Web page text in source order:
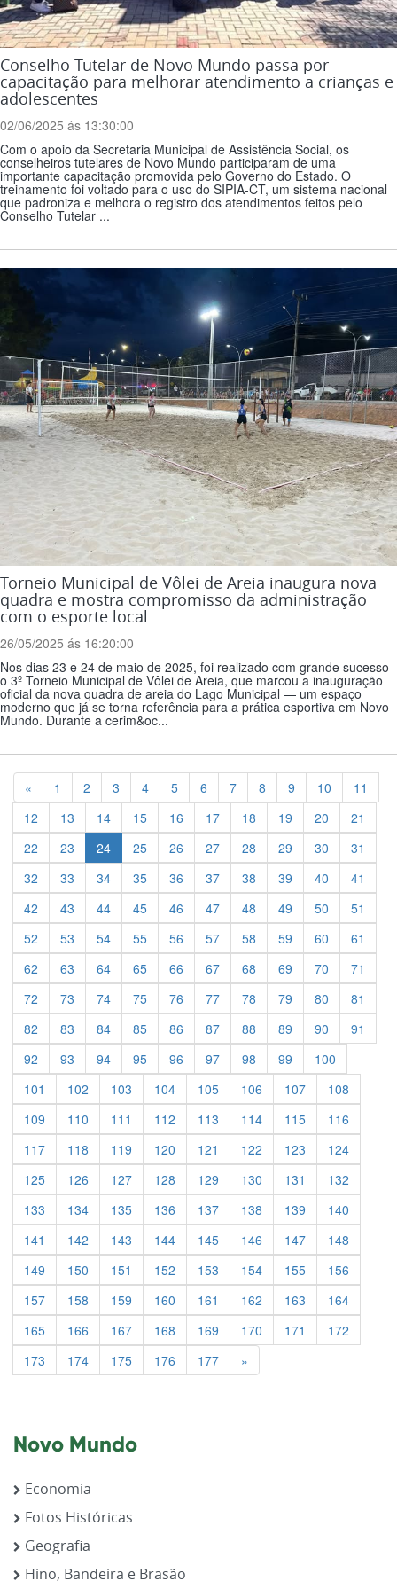
Conselho Tutelar de Novo Mundo passa por
capacitação para melhorar atendimento a crianças e
adolescentes
02/06/2025 ás 13:30:00
Com o apoio da Secretaria Municipal de Assistência Social, os
conselheiros tutelares de Novo Mundo participaram de uma
importante capacitação promovida pelo Governo do Estado. O
treinamento foi voltado para o uso do SIPIA-CT, um sistema nacional
que padroniza e melhora o registro dos atendimentos feitos pelo
Conselho Tutelar ...
Torneio Municipal de Vôlei de Areia inaugura nova
quadra e mostra compromisso da administração
com o esporte local
26/05/2025 ás 16:20:00
Nos dias 23 e 24 de maio de 2025, foi realizado com grande sucesso
o 3º Torneio Municipal de Vôlei de Areia, que marcou a inauguração
oficial da nova quadra de areia do Lago Municipal — um espaço
moderno que já se torna referência para a prática esportiva em Novo
Mundo. Durante a cerim&oc...
« Previous
1 2 3 4 5 6 7 8 9 10
11
12
13 14 15 16 17 18 19 20
21
22
23 24 25 26 27 28 29 30
31
32
33 34 35 36 37 38 39 40
41
42
43 44 45 46 47 48 49 50
51
52
53 54 55 56 57 58 59 60
61
62
63 64 65 66 67 68 69 70
71
72
73 74 75 76 77 78 79 80
81
82
83 84 85 86 87 88 89 90
91
92
93 94 95 96 97 98 99
100
101
102 103 104 105 106 107
108
109
110 111 112 113 114 115
116
117
118 119 120 121 122 123
124
125
126 127 128 129 130 131
132
133
134 135 136 137 138 139
140
141
142 143 144 145 146 147
148
149
150 151 152 153 154 155
156
157
158 159 160 161 162 163
164
165
166 167 168 169 170 171
172
173
174 175 176 177 »
Novo Mundo
Economia
Fotos Históricas
Geografia
Hino, Bandeira e Brasão